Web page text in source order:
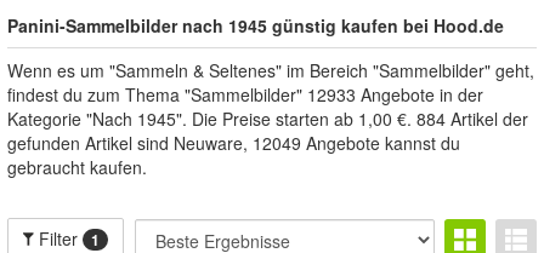
Panini-Sammelbilder nach 1945 günstig kaufen bei Hood.de
Wenn es um "Sammeln & Seltenes" im Bereich "Sammelbilder" geht,
findest du zum Thema "Sammelbilder" 12933 Angebote in der
Kategorie "Nach 1945". Die Preise starten ab 1,00 €. 884 Artikel der
gefunden Artikel sind Neuware, 12049 Angebote kannst du
gebraucht kaufen.
Filter 1